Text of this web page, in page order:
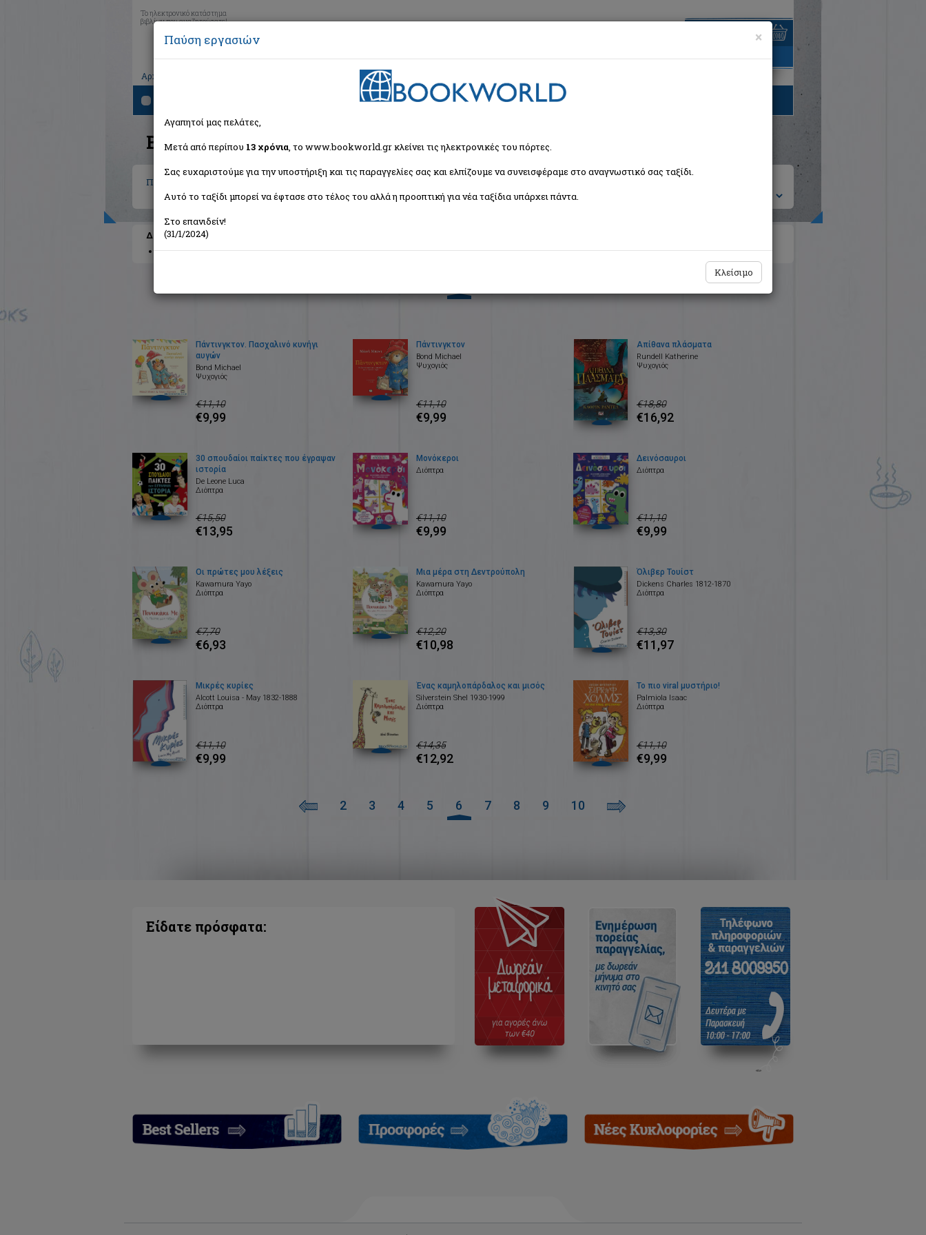
Το ηλεκτρονικό κατάστημα
βιβλίων που αναζητούσατε!
Αρχική
είναι άδειο
Βιβλία στην κατηγορία
Παιδικά - Εφηβικά Ταξινόμηση ανά:
Διαθέσιμες υποκατηγορίες
Ηλικία 3+
Ηλικία 6+ Ηλικία 8+ Ηλικία 10+ Ηλικία 13+ Ηλικία 16+
Πάντινγκτον. Πασχαλινό κυνήγι
αυγών
Bond Michael
Ψυχογιός
€11,10
€9,99
Πάντινγκτον
Bond Michael
Ψυχογιός
€11,10
€9,99
Απίθανα πλάσματα
Rundell Katherine
Ψυχογιός
€18,80
€16,92
30 σπουδαίοι παίκτες που έγραψαν
ιστορία
De Leone Luca
Διόπτρα
€15,50
€13,95
Μονόκεροι
Διόπτρα
€11,10
€9,99
Δεινόσαυροι
Διόπτρα
€11,10
€9,99
Οι πρώτες μου λέξεις
Kawamura Yayo
Διόπτρα
€7,70
€6,93
Μια μέρα στη Δεντρούπολη
Kawamura Yayo
Διόπτρα
€12,20
€10,98
Όλιβερ Τουίστ
Dickens Charles 1812-1870
Διόπτρα
€13,30
€11,97
Μικρές κυρίες
Alcott Louisa - May 1832-1888
Διόπτρα
€11,10
€9,99
Ένας καμηλοπάρδαλος και μισός
Silverstein Shel 1930-1999
Διόπτρα
€14,35
€12,92
Το πιο viral μυστήριο!
Palmiola Isaac
Διόπτρα
€11,10
€9,99
2 3 4 5 6 7 8 9 10
Είδατε πρόσφατα:
×
Παύση εργασιών
Αγαπητοί μας πελάτες,
Μετά από περίπου 13 χρόνια, το www.bookworld.gr κλείνει τις ηλεκτρονικές του πόρτες.
Σας ευχαριστούμε για την υποστήριξη και τις παραγγελίες σας και ελπίζουμε να συνεισφέραμε στο αναγνωστικό σας ταξίδι.
Αυτό το ταξίδι μπορεί να έφτασε στο τέλος του αλλά η προοπτική για νέα ταξίδια υπάρχει πάντα.
Στο επανιδείν!
(31/1/2024)
Κλείσιμο